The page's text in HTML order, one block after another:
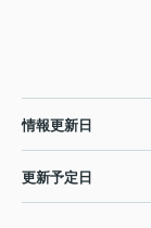
情報更新日
更新予定日